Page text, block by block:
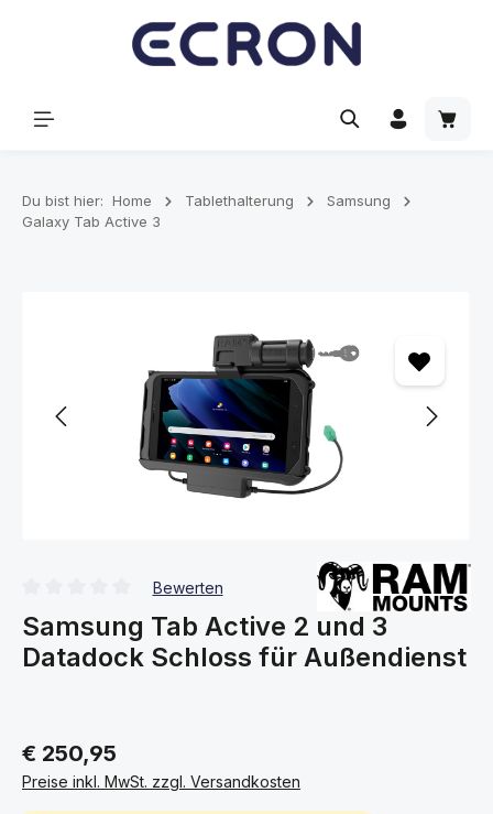
Du bist hier: Home Tablethalterung
Samsung
Galaxy Tab Active 3
Durchschnittliche Bewertung von 0 von 5 Sternen
Bewerten
Samsung Tab Active 2 und 3
Datadock Schloss für Außendienst
€ 250,95
Preise inkl. MwSt. zzgl. Versandkosten